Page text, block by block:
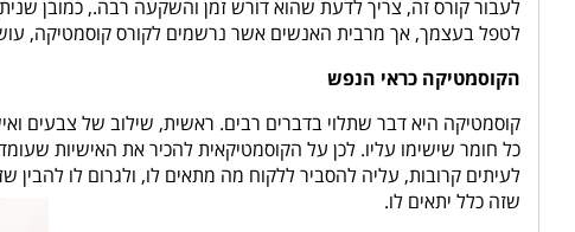
לעבור קורס זה, צריך לדעת שהוא דורש זמן והשקעה רבה., כמובן
לטפל בעצמך, אך מרבית האנשים אשר נרשמים לקורס קוסמטיקה,
הקוסמטיקה כראי הנפש
קוסמטיקה היא דבר שתלוי בדברים רבים. ראשית, שילוב של צבעים
כל חומר שישימו עליו. לכן על הקוסמטיקאית להכיר את האישיות
לעיתים קרובות, עליה להסביר ללקוח מה מתאים לו, ולגרום לו
שזה כלל יתאים לו.